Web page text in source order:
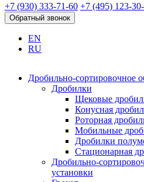
+7 (930) 333-71-60 +7 (495) 123-
Обратный звонок
EN
RU
Дробильно-сортировочное
Дробилки
Щековые
Конусная
Роторная
Мобильные
Дробилки
Стационарная
Дробильно-
установки